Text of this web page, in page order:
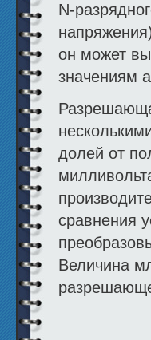
N-
он может
значениям
долей от
сравнения
Величина